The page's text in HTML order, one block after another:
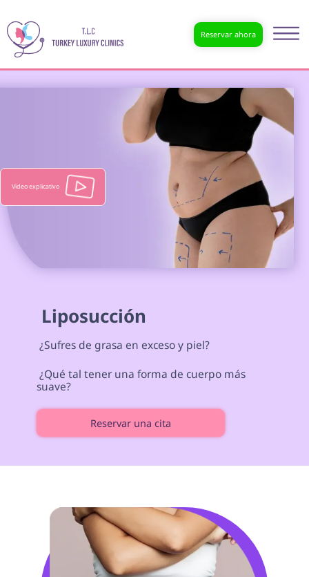
Reservar ahora
Liposucción
¿Sufres de grasa en exceso y piel?
suave?
Reservar una cita
Video explicativo